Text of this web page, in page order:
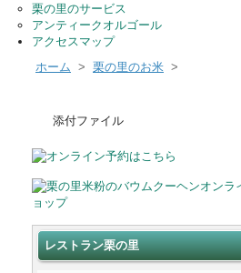
栗の里のサービス
アンティークオルゴール
アクセスマップ
ホーム > 栗の里のお米 >
添付ファイル
レストラン栗の里